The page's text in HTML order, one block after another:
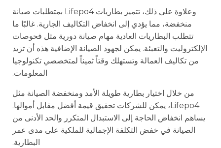
وعلاوة على ذلك، تتميز بطاريات Lifepo4 بمتطلبات صيانة
منخفضة، مما يؤدي إلى انخفاض التكاليف الجارية. غالبًا ما
تتطلب البطاريات العادية مهام صيانة دورية مثل فحوصات
الإلكتروليت والتعبئة. يمكن لجهود الصيانة الإضافية هذه أن تزيد
من تكاليف العمالة وتستهلك وقتاً ثميناً لمتخصصي تكنولوجيا
المعلومات.
من خلال اختيار بطارية طويلة الأمد ومنخفضة الصيانة مثل
Lifepo4، يمكن للشركات تحقيق قيمة أفضل مقابل أموالها.
يساهم انخفاض الحاجة إلى الاستبدال المتكرر والحد الأدنى من
الصيانة في خفض التكلفة الإجمالية للملكية على مدى عمر
البطارية.